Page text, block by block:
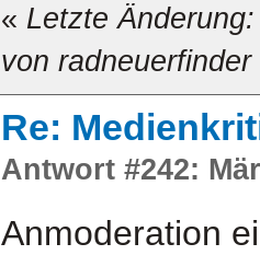
« Letzte
von radneuerfinder
Re:
Antwort #242:
Anmoderation